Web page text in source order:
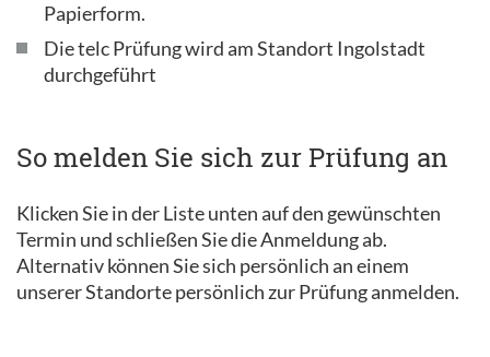
Papierform.
Die telc Prüfung wird am Standort Ingolstadt
durchgeführt
So melden Sie sich zur Prüfung an
Klicken Sie in der Liste unten auf den gewünschten
Termin und schließen Sie die Anmeldung ab.
Alternativ können Sie sich persönlich an einem
unserer Standorte persönlich zur Prüfung anmelden.